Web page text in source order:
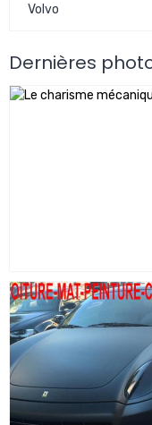
Volvo
Dernières